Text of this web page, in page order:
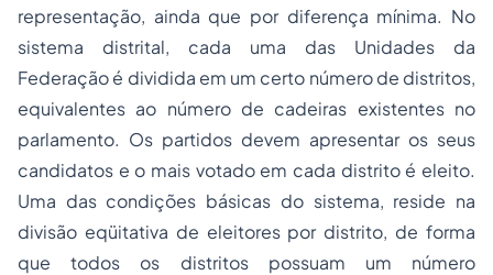
representação, ainda que por diferença mínima. No
sistema distrital, cada uma das Unidades da
Federação é dividida em um certo número de distritos,
equivalentes ao número de cadeiras existentes no
parlamento. Os partidos devem apresentar os seus
candidatos e o mais votado em cada distrito é eleito.
Uma das condições básicas do sistema, reside na
divisão eqüitativa de eleitores por distrito, de forma
que todos os distritos possuam um número